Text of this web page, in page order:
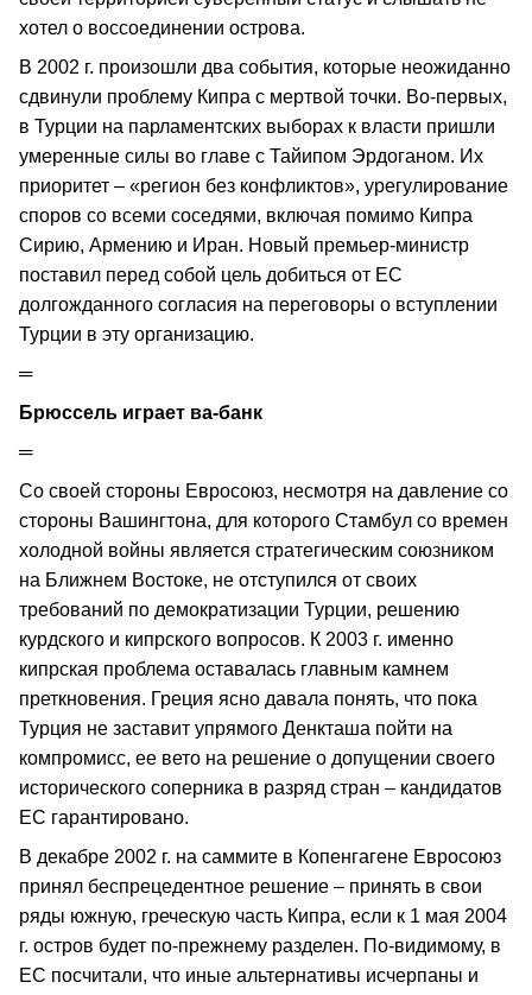
хотел о воссоединении острова.
В 2002 г. произошли два события, которые неожиданно
сдвинули проблему Кипра с мертвой точки. Во-первых,
в Турции на парламентских выборах к власти пришли
умеренные силы во главе с Тайипом Эрдоганом. Их
приоритет – «регион без конфликтов», урегулирование
споров со всеми соседями, включая помимо Кипра
Сирию, Армению и Иран. Новый премьер-министр
поставил перед собой цель добиться от ЕС
долгожданного согласия на переговоры о вступлении
Турции в эту организацию.
═
Брюссель играет ва-банк
═
Со своей стороны Евросоюз, несмотря на давление со
стороны Вашингтона, для которого Стамбул со времен
холодной войны является стратегическим союзником
на Ближнем Востоке, не отступился от своих
требований по демократизации Турции, решению
курдского и кипрского вопросов. К 2003 г. именно
кипрская проблема оставалась главным камнем
преткновения. Греция ясно давала понять, что пока
Турция не заставит упрямого Денкташа пойти на
компромисс, ее вето на решение о допущении своего
исторического соперника в разряд стран – кандидатов
ЕС гарантировано.
В декабре 2002 г. на саммите в Копенгагене Евросоюз
принял беспрецедентное решение – принять в свои
ряды южную, греческую часть Кипра, если к 1 мая 2004
г. остров будет по-прежнему разделен. По-видимому, в
ЕС посчитали, что иные альтернативы исчерпаны и